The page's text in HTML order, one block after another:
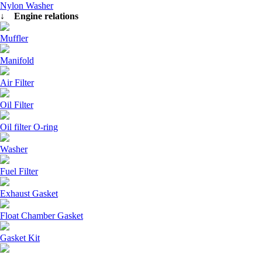
Nylon Washer
↓ Engine relations
Muffler
Manifold
Air Filter
Oil Filter
Oil filter O-ring
Washer
Fuel Filter
Exhaust Gasket
Float Chamber Gasket
Gasket Kit